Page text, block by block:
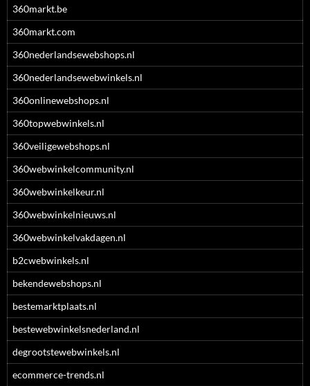
360markt.be
360markt.com
360nederlandsewebshops.nl
360nederlandsewebwinkels.nl
360onlinewebshops.nl
360topwebwinkels.nl
360veiligewebshops.nl
360webwinkelcommunity.nl
360webwinkelkeur.nl
360webwinkelnieuws.nl
360webwinkelvakdagen.nl
b2cwebwinkels.nl
bekendewebshops.nl
bestemarktplaats.nl
bestewebwinkelsnederland.nl
degrootstewebwinkels.nl
ecommerce-trends.nl